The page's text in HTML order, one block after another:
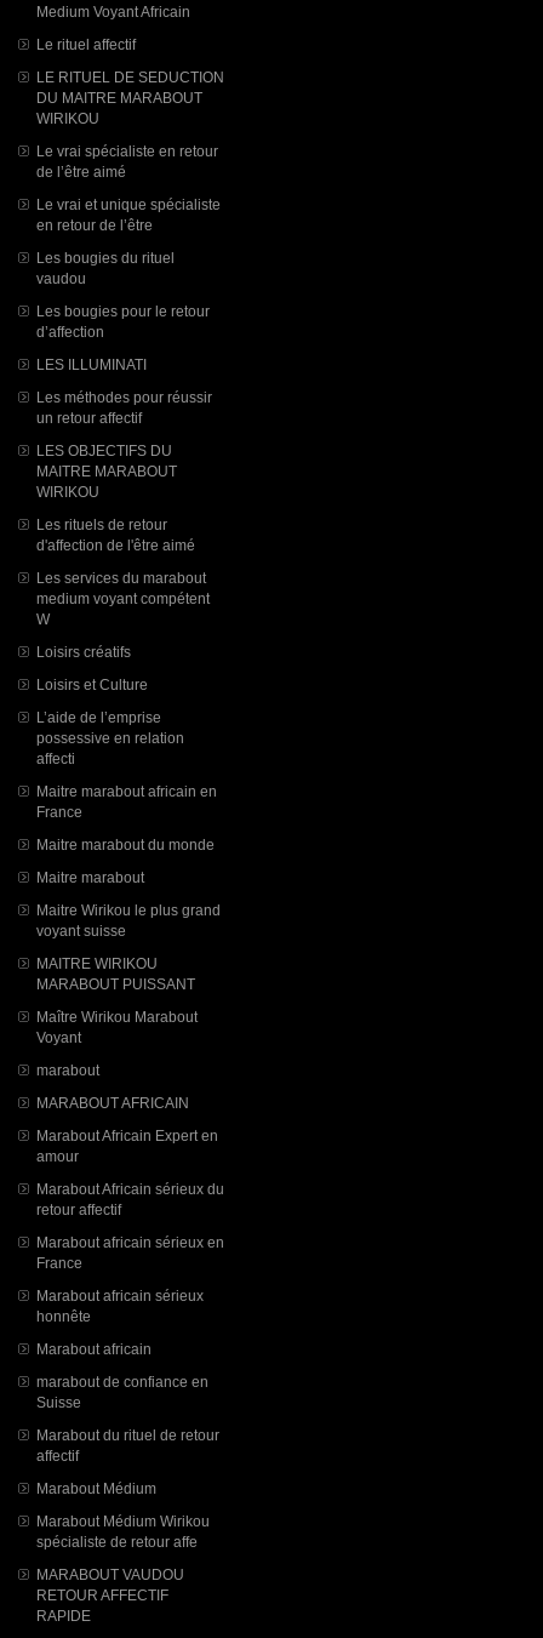
Medium Voyant Africain
Le rituel affectif
LE RITUEL DE SEDUCTION
DU MAITRE MARABOUT
WIRIKOU
Le vrai spécialiste en retour
de l’être aimé
Le vrai et unique spécialiste
en retour de l’être
Les bougies du rituel
vaudou
Les bougies pour le retour
d’affection
LES ILLUMINATI
Les méthodes pour réussir
un retour affectif
LES OBJECTIFS DU
MAITRE MARABOUT
WIRIKOU
Les rituels de retour
d'affection de l'être aimé
Les services du marabout
medium voyant compétent
W
Loisirs créatifs
Loisirs et Culture
L’aide de l’emprise
possessive en relation
affecti
Maitre marabout africain en
France
Maitre marabout du monde
Maitre marabout
Maitre Wirikou le plus grand
voyant suisse
MAITRE WIRIKOU
MARABOUT PUISSANT
Maître Wirikou Marabout
Voyant
marabout
MARABOUT AFRICAIN
Marabout Africain Expert en
amour
Marabout Africain sérieux du
retour affectif
Marabout africain sérieux en
France
Marabout africain sérieux
honnête
Marabout africain
marabout de confiance en
Suisse
Marabout du rituel de retour
affectif
Marabout Médium
Marabout Médium Wirikou
spécialiste de retour affe
MARABOUT VAUDOU
RETOUR AFFECTIF
RAPIDE